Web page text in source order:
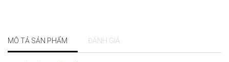
MÔ TẢ SẢN PHẨM ĐÁNH GIÁ